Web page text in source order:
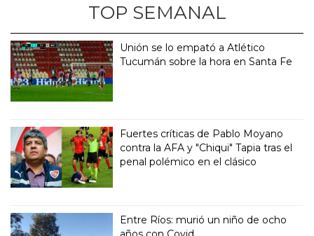
TOP SEMANAL
Unión se lo empató a Atlético
Tucumán sobre la hora en Santa Fe
Fuertes críticas de Pablo Moyano
contra la AFA y "Chiqui" Tapia tras el
penal polémico en el clásico
Entre Ríos: murió un niño de ocho